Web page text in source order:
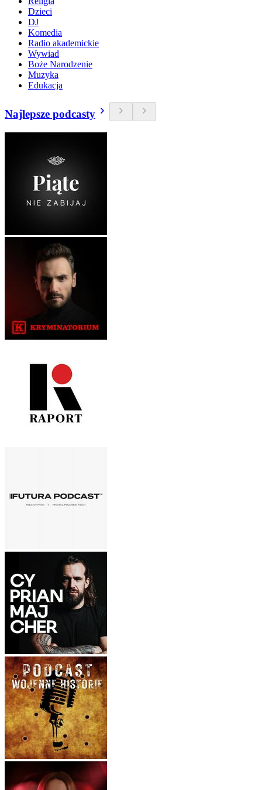
Dzieci
DJ
Komedia
Radio akademickie
Wywiad
Boże Narodzenie
Muzyka
Edukacja
Najlepsze podcasty